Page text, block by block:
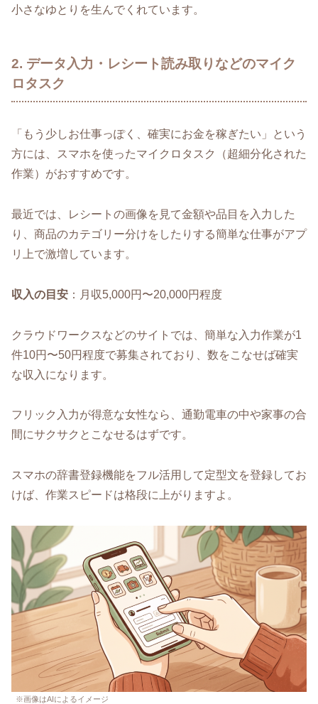
小さなゆとりを生んでくれています。
2. データ入力・レシート読み取りなどのマイク
ロタスク
「もう少しお仕事っぽく、確実にお金を稼ぎたい」という
方には、スマホを使ったマイクロタスク（超細分化された
作業）がおすすめです。
最近では、レシートの画像を見て金額や品目を入力した
り、商品のカテゴリー分けをしたりする簡単な仕事がアプ
リ上で激増しています。
収入の目安 ：月収5,000円〜20,000円程度
クラウドワークスなどのサイトでは、簡単な入力作業が1
件10円〜50円程度で募集されており、数をこなせば確実
な収入になります。
フリック入力が得意な女性なら、通勤電車の中や家事の合
間にサクサクとこなせるはずです。
スマホの辞書登録機能をフル活用して定型文を登録してお
けば、作業スピードは格段に上がりますよ。
※画像はAIによるイメージ